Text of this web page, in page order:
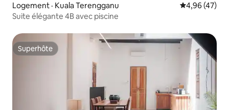
Logement · Kuala Terengganu Note
4,96 (47)
Suite élégante 4B avec piscine
Superhôte
Superhôte